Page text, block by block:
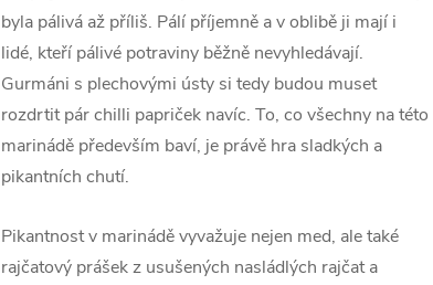
byla pálivá až příliš. Pálí příjemně a v oblibě ji mají i
lidé, kteří pálivé potraviny běžně nevyhledávají.
Gurmáni s plechovými ústy si tedy budou muset
rozdrtit pár chilli papriček navíc. To, co všechny na této
marinádě především baví, je právě hra sladkých a
pikantních chutí.
Pikantnost v marinádě vyvažuje nejen med, ale také
rajčatový prášek z usušených nasládlých rajčat a